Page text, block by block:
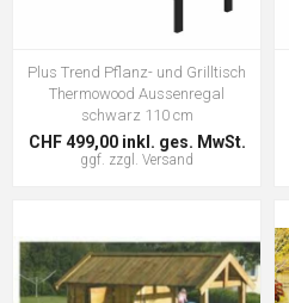
Plus Trend Pflanz- und Grilltisch
Thermowood Aussenregal
schwarz 110 cm
CHF 499,00 inkl. ges. MwSt.
ggf. zzgl. Versand